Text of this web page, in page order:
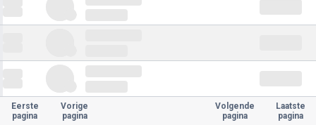
Eerste
pagina
Vorige
pagina
Volgende
pagina
Laatste
pagina